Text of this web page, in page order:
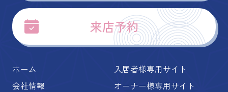
来店予約
ホーム
会社情報
入居者様専用サイト
オーナー様専用サイト